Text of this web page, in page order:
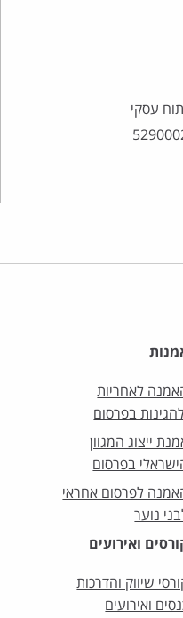
עסקי
לאחריות
בפרסום
ייצוג המגוון
בפרסום
לפרסום אחראי
נוער
ואירועים
שיווק והדרכות
ואירועים